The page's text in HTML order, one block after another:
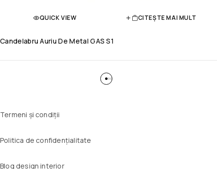
QUICK VIEW CITEȘTE MAI MULT
Candelabru Auriu De Metal GAS S1
Termeni și condiții
Politica de confidențialitate
Blog design interior